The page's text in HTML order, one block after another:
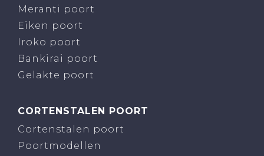
Meranti poort
Eiken poort
Iroko poort
Bankirai poort
Gelakte poort
CORTENSTALEN POORT
Cortenstalen poort
Poortmodellen